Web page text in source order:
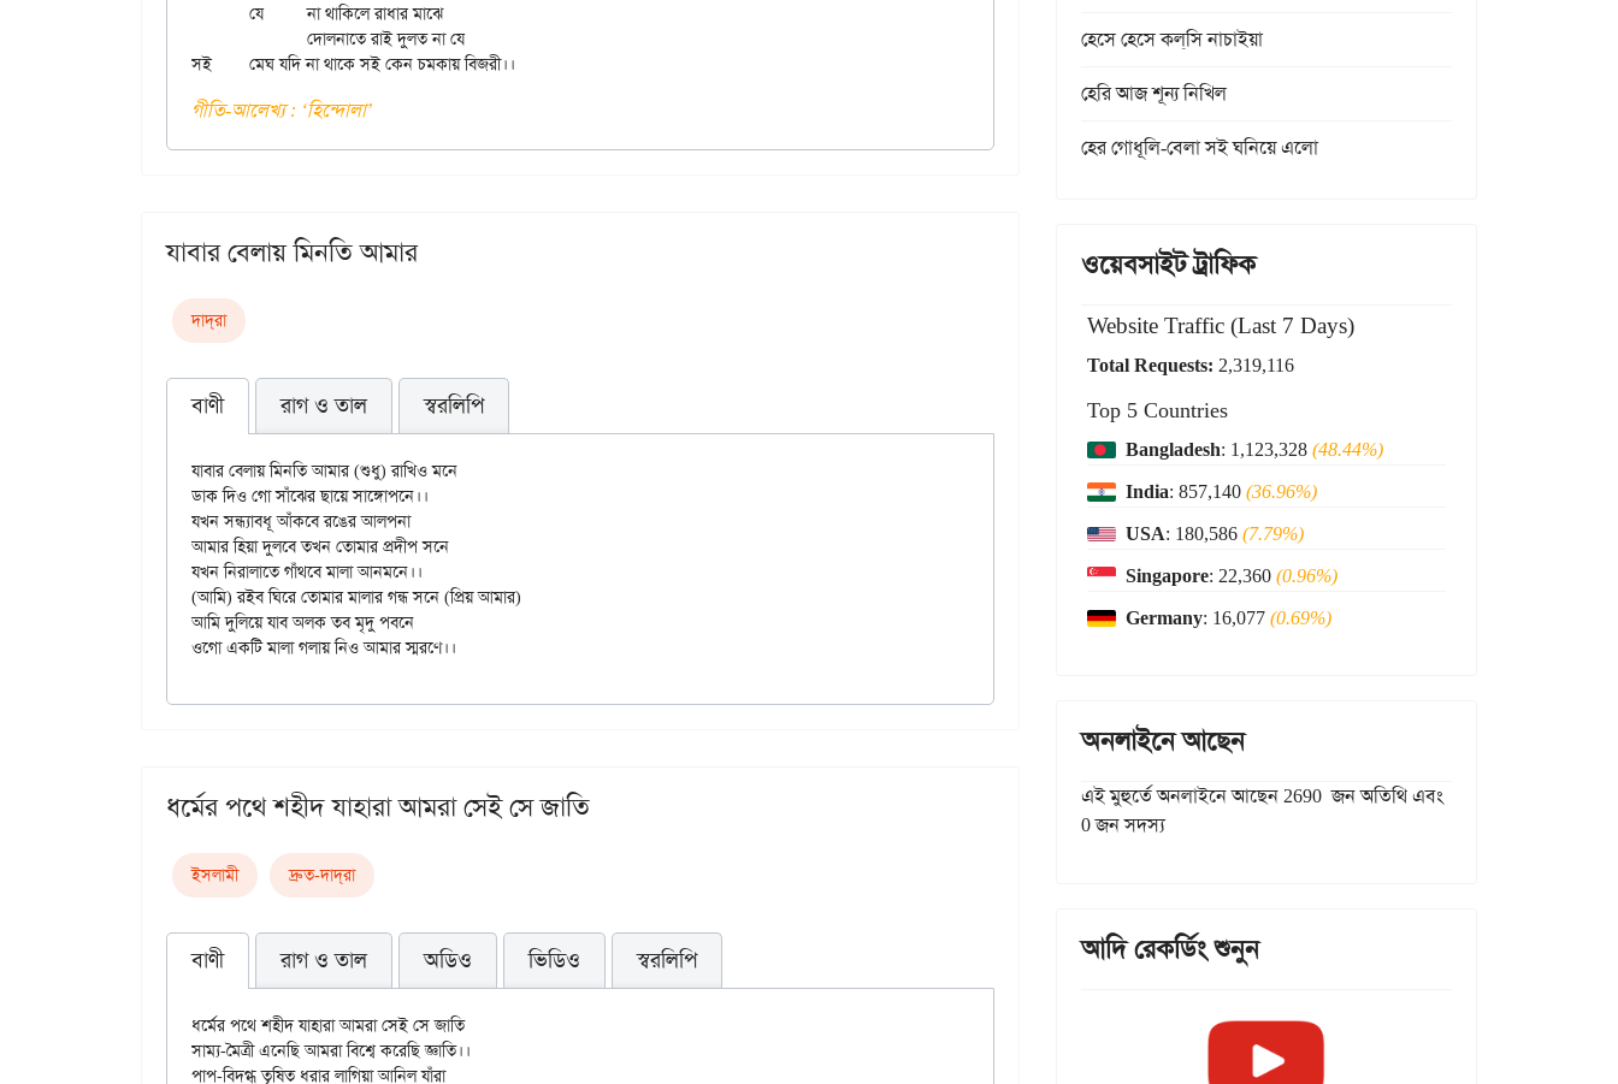
গীতি-আলেখ্য : ‌‘হিন্দোলা’
যাবার বেলায় মিনতি আমার
দাদ্‌রা
বাণী রাগ ও তাল স্বরলিপি
যাবার বেলায় মিনতি আমার (শুধু) রাখিও মনে
ডাক দিও গো সাঁঝের ছায়ে সাঙ্গোপনে।।
যখন সন্ধ্যাবধূ আঁকবে রঙের আলপনা
আমার হিয়া দুলবে তখন তোমার প্রদীপ সনে
যখন নিরালাতে গাঁথবে মালা আনমনে।।
(আমি) রইব ঘিরে তোমার মালার গন্ধ সনে (প্রিয় আমার)
আমি দুলিয়ে যাব অলক তব মৃদু পবনে
ধর্মের পথে শহীদ যাহারা আমরা সেই সে জাতি
ইসলামী দ্রুত-দাদ্‌রা
বাণী রাগ ও তাল অডিও ভিডিও স্বরলিপি
ধর্মের পথে শহীদ যাহারা আমরা সেই সে জাতি
সাম্য-মৈত্রী এনেছি আমরা বিশ্বে করেছি জ্ঞাতি।।
পাপ-বিদগ্ধ তৃষিত ধরার লাগিয়া আনিল যাঁরা
হেসে হেসে কল্‌সি নাচাইয়া
হেরি আজ শূন্য নিখিল
হের গোধূলি-বেলা সই ঘনিয়ে এলো
ওয়েবসাইট ট্রাফিক
Website Traffic (Last 7 Days)
Total Requests: 2,319,116
Top 5 Countries
Bangladesh: 1,123,328(48.44%)
India: 857,140(36.96%)
USA: 180,586(7.79%)
Singapore: 22,360(0.96%)
Germany: 16,077(0.69%)
অনলাইনে আছেন
এই মুহুর্তে অনলাইনে আছেন 2690 জন অতিথি এবং
0 জন সদস্য
আদি রেকর্ডিং শুনুন